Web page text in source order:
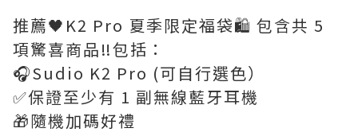
推薦🖤K2 Pro 夏季限定福袋🛍️ 包含共 5
項驚喜商品‼️包括：
🎧Sudio K2 Pro (可自行選色）
✅保證至少有 1 副無線藍牙耳機
🎁隨機加碼好禮